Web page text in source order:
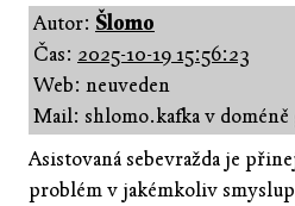
Autor: Šlomo
Čas: 2025-10-19 15:56:23
Web: neuveden
Mail: shlomo.kafka v
Asistovaná sebevražda je
problém v jakémkoliv